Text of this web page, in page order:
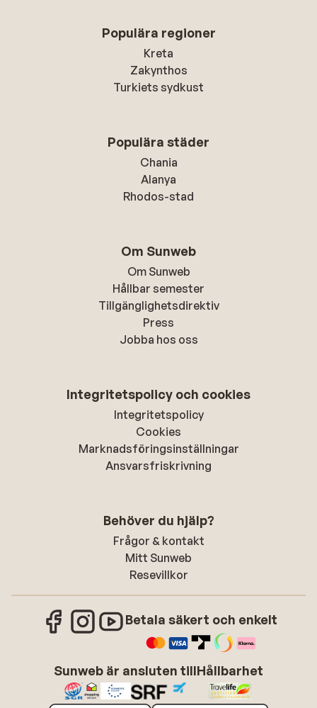
Populära regioner
Kreta
Zakynthos
Turkiets sydkust
Populära städer
Chania
Alanya
Rhodos-stad
Om Sunweb
Om Sunweb
Hållbar semester
Tillgänglighetsdirektiv
Press
Jobba hos oss
Integritetspolicy och cookies
Integritetspolicy
Cookies
Marknadsföringsinställningar
Ansvarsfriskrivning
Behöver du hjälp?
Frågor & kontakt
Mitt Sunweb
Resevillkor
Betala säkert och enkelt
Sunweb är ansluten tillHållbarhet